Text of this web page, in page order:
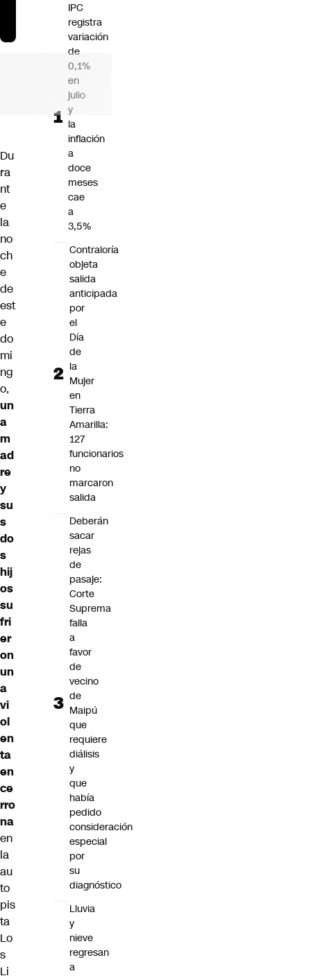
Du
ra
nt
e
la
no
ch
e
de
est
e
do
mi
ng
o,
un
a
m
ad
re
y
su
s
do
s
hij
os
su
fri
er
on
un
a
vi
ol
en
ta
en
ce
rro
na
en
la
au
to
pis
ta
Lo
s
Li
IPC
registra
variación
de
0,1%
en
julio
y
la
inflación
a
doce
meses
cae
a
3,5%
Contraloría
objeta
salida
anticipada
por
el
Día
de
la
Mujer
en
Tierra
Amarilla:
127
funcionarios
no
marcaron
salida
Deberán
sacar
rejas
de
pasaje:
Corte
Suprema
falla
a
favor
de
vecino
de
Maipú
que
requiere
diálisis
y
que
había
pedido
consideración
especial
por
su
diagnóstico
Lluvia
y
nieve
regresan
a